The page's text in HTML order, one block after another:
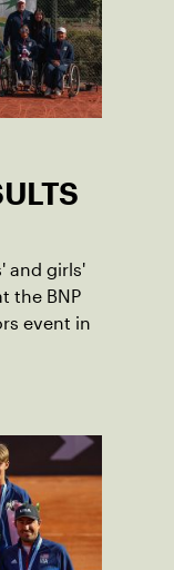
and girls'
the BNP
event in